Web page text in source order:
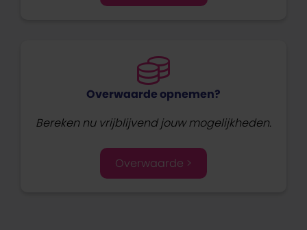
Overwaarde opnemen?
Bereken nu vrijblijvend jouw mogelijkheden.
Overwaarde >